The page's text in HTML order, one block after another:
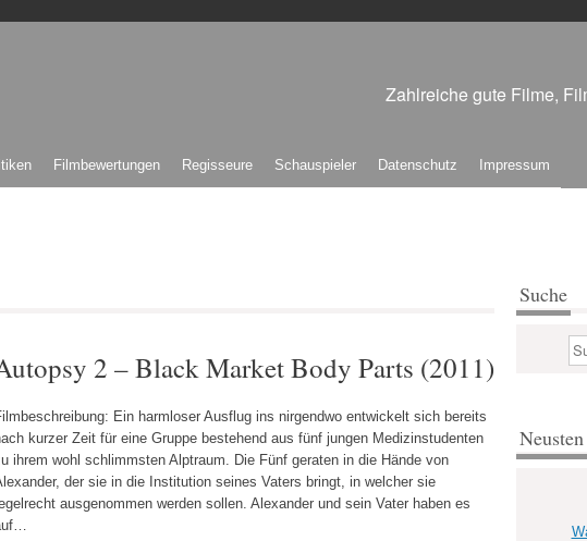
Zahlreiche gute Filme,
Filmbewertungen Regisseure Schauspieler Datenschutz Impressum
2 – Black Market Body Parts (2011)
Ein harmloser Ausflug ins nirgendwo entwickelt sich bereits
kurzer Zeit für eine Gruppe bestehend aus fünf jungen Medizinstudenten
ihrem wohl schlimmsten Alptraum. Die Fünf geraten in die Hände von
der sie in die Institution seines Vaters bringt, in welcher sie
ausgenommen werden sollen. Alexander und sein Vater haben es
Suche